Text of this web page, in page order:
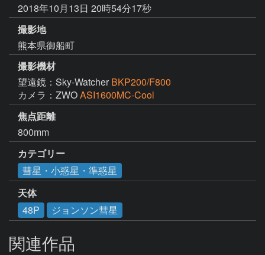
2018年10月13日 20時54分17秒
撮影地
熊本県御船町
撮影機材
望遠鏡：Sky-Watcher BKP200/F800
カメラ：ZWOASI1600MC-Cool
焦点距離
800mm
カテゴリー
彗星・小惑星・準惑星
天体
48P
ジョンソン彗星
関連作品